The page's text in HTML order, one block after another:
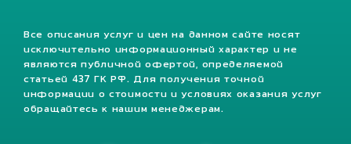
Все описания услуг и цен на данном сайте носят
исключительно информационный характер и не
являются публичной офертой, определяемой
статьей 437 ГК РФ. Для получения точной
информации о стоимости и условиях оказания услуг
обращайтесь к нашим менеджерам.